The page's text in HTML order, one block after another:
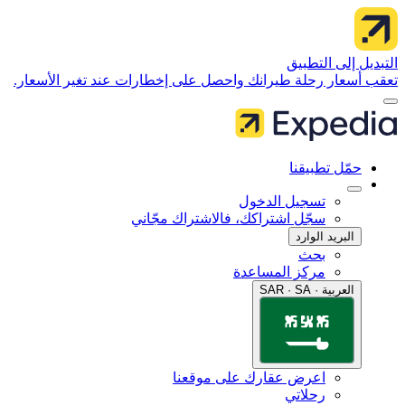
إلى التطبيق
رحلة طيرانك واحصل على إخطارات عند تغير الأسعار.
تطبيقنا
تسجيل الدخول
سجّل اشتراكك، فالاشتراك مجّاني
البريد الوارد
مركز المساعدة
اعرض عقارك على موقعنا
رحلاتي